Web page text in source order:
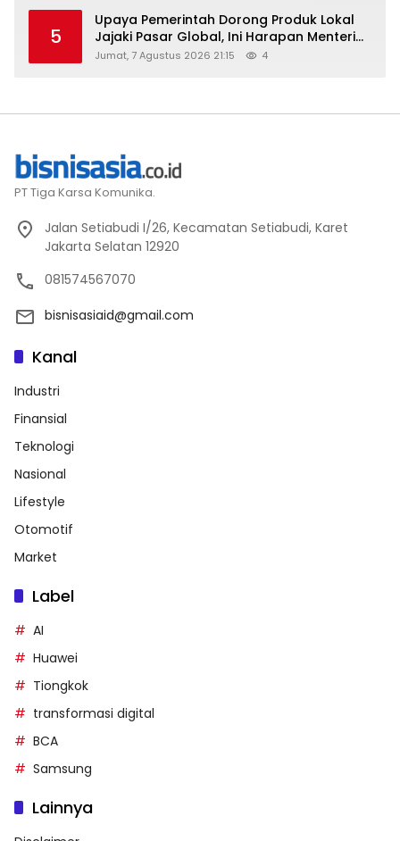
5
Upaya Pemerintah Dorong Produk Lokal
Jajaki Pasar Global, Ini Harapan Menteri
Perindustrian RI Lewat ILT dan IGT Expo
Jumat, 7 Agustus 2026 21:15 4
PT Tiga Karsa Komunika.
Jalan Setiabudi I/26, Kecamatan Setiabudi, Karet
Jakarta Selatan 12920
081574567070
bisnisasiaid@gmail.com
Kanal
Industri
Finansial
Teknologi
Nasional
Lifestyle
Otomotif
Market
Label
AI
Huawei
Tiongkok
transformasi digital
BCA
Samsung
Lainnya